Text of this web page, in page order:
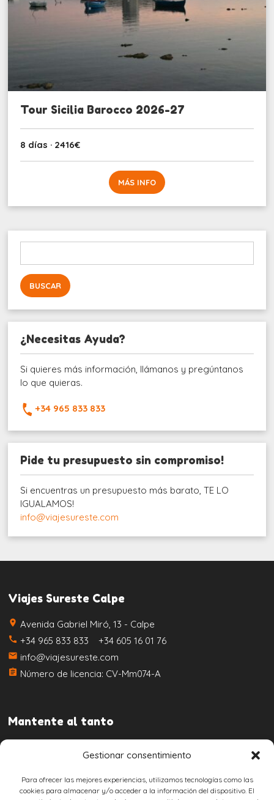
Gestionar consentimiento
Para ofrecer las mejores experiencias, utilizamos tecnologías como las
cookies para almacenar y/o acceder a la información del dispositivo. El
Tour Sicilia Barocco 2026-27
8 días · 2416€
MÁS INFO
¿Necesitas Ayuda?
Si quieres más información, llámanos y pregúntanos
lo que quieras.
+34 965 833 833
Pide tu presupuesto sin compromiso!
Si encuentras un presupuesto más barato, TE LO
IGUALAMOS!
info@viajesureste.com
Viajes Sureste Calpe
place Avenida Gabriel Miró, 13 - Calpe
call +34 965 833 833 +34 605 16 01 76
email info@viajesureste.com
assignment Número de licencia: CV-Mm074-A
Mantente al tanto